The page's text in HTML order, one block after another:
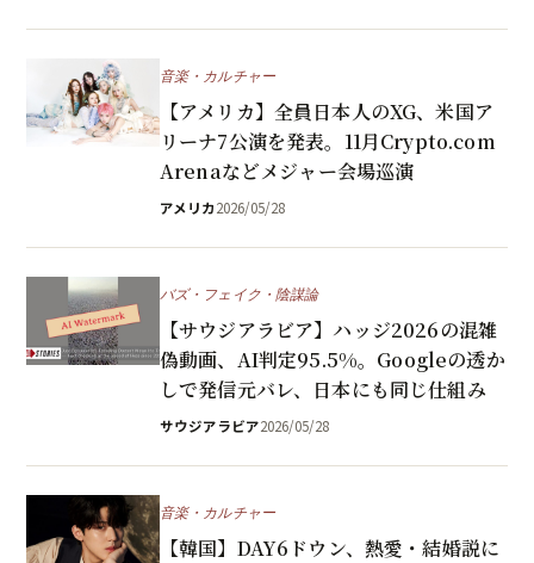
音楽・カルチャー
【アメリカ】全員日本人のXG、米国ア
リーナ7公演を発表。11月Crypto.com
Arenaなどメジャー会場巡演
アメリカ2026/05/28
バズ・フェイク・陰謀論
【サウジアラビア】ハッジ2026の混雑
偽動画、AI判定95.5%。Googleの透か
しで発信元バレ、日本にも同じ仕組み
サウジアラビア2026/05/28
音楽・カルチャー
【韓国】DAY6ドウン、熱愛・結婚説に